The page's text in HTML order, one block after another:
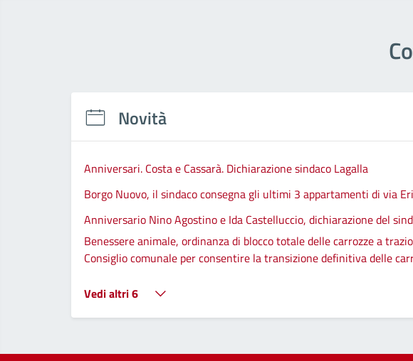
Novità
Anniversari. Costa e Cassarà. Dichiarazione sindaco Lagalla
Borgo Nuovo, il sindaco consegna gli ultimi 3 appartamenti di via
Anniversario Nino Agostino e Ida Castelluccio, dichiarazione del
Benessere animale, ordinanza di blocco totale delle carrozze a
Consiglio comunale per consentire la transizione definitiva delle
Vedi altri 6